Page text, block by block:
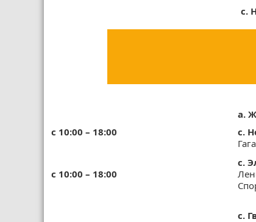
с.
с 10:00 – 18:00
а.
с.
с 10:00 – 18:00
с.
с.